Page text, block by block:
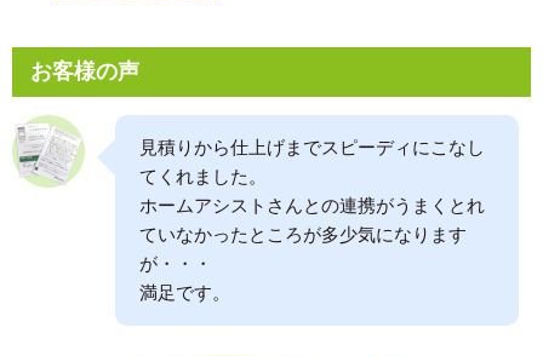
お客様の声
見積りから仕上げまでスピーディにこなし
てくれました。
ホームアシストさんとの連携がうまくとれ
ていなかったところが多少気になります
が・・・
満足です。